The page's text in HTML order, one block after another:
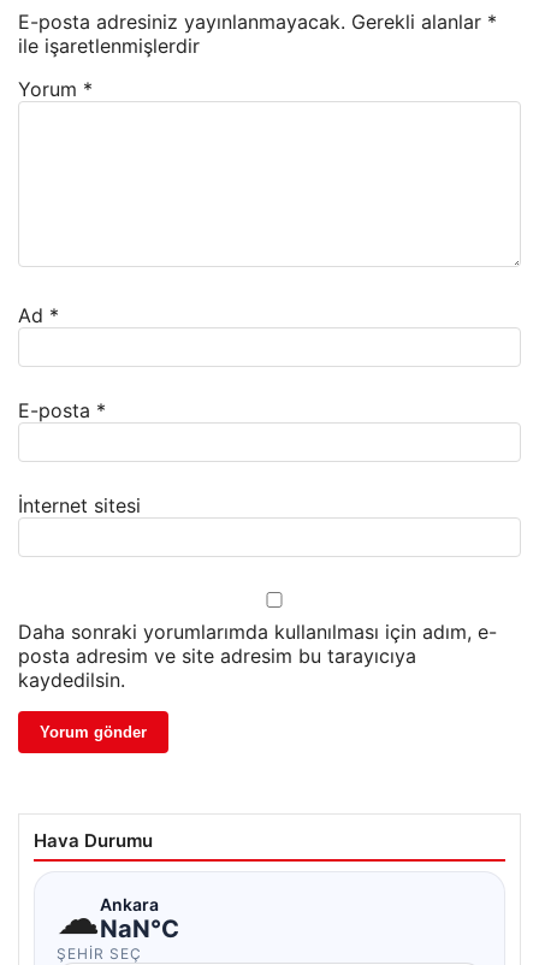
E-posta adresiniz yayınlanmayacak. Gerekli alanlar *
ile işaretlenmişlerdir
Yorum *
Ad *
E-posta *
İnternet sitesi
Daha sonraki yorumlarımda kullanılması için adım, e-
posta adresim ve site adresim bu tarayıcıya
kaydedilsin.
Hava Durumu
☁Ankara
NaN°C
ŞEHIR SEÇ